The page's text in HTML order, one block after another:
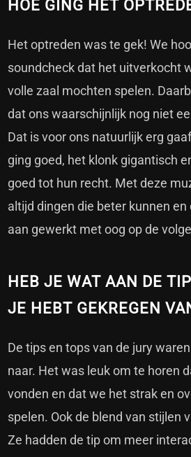
HOE GING HET
Het optreden was te gek! We
soundcheck dat het uitverkocht
volle zaal mochten spelen.
dat ons waarschijnlijk nog niet
Dat is voor ons natuurlijk erg
ging goed, het klonk gigantisch
goed tot hun recht. Met deze
altijd dingen die beter kunnen
aan gewerkt met oog op de
HEB JE WAT AAN DE
JE HEBT GEKREGEN
De tips en tops van de jury
naar. Het was leuk om te horen
vonden en dat we het strak en
spelen. Ook de blend van stijlen
Ze hadden de tip om meer